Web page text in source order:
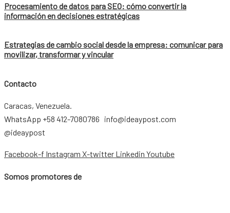
Procesamiento de datos para SEO: cómo convertir la
información en decisiones estratégicas
Estrategias de cambio social desde la empresa: comunicar para
movilizar, transformar y vincular
Contacto
Caracas, Venezuela.
WhatsApp +58 412-7080786 info@ideaypost.com
@ideaypost
Facebook-f Instagram X-twitter Linkedin Youtube
Somos promotores de